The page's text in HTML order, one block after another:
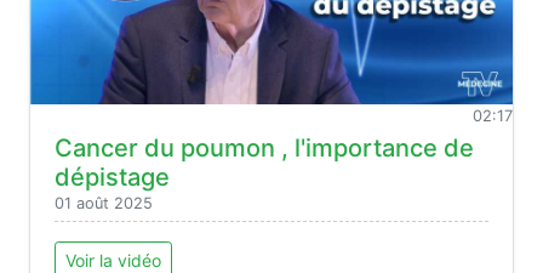
02:17
Cancer du poumon , l'importance de
dépistage
01 août 2025
Voir la vidéo